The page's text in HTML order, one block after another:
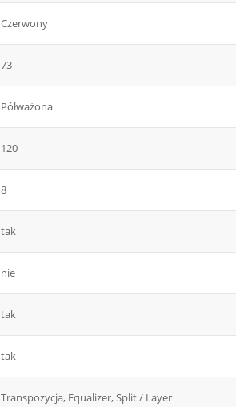
Czerwony
73
Półważona
120
8
tak
nie
tak
tak
Transpozycja, Equalizer, Split / Layer